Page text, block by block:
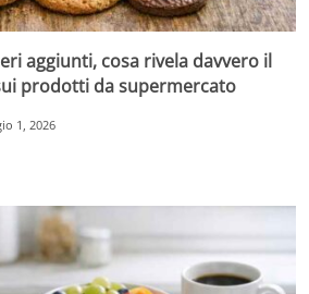
aggiunti, cosa rivela davvero il
prodotti da supermercato
1, 2026